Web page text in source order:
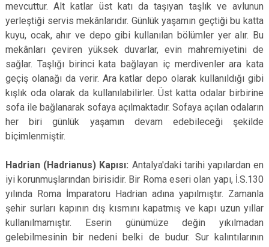
mevcuttur. Alt katlar üst katı da taşıyan taşlık ve avlunun
yerleştiği servis mekânlarıdır. Günlük yaşamın geçtiği bu katta
kuyu, ocak, ahır ve depo gibi kullanılan bölümler yer alır. Bu
mekânları çeviren yüksek duvarlar, evin mahremiyetini de
sağlar. Taşlığı birinci kata bağlayan iç merdivenler ara kata
geçiş olanağı da verir. Ara katlar depo olarak kullanıldığı gibi
kışlık oda olarak da kullanılabilirler. Üst katta odalar birbirine
sofa ile bağlanarak sofaya açılmaktadır. Sofaya açılan odaların
her biri günlük yaşamın devam edebileceği şekilde
biçimlenmiştir.
Hadrian (Hadrianus) Kapısı: Antalya'daki tarihi yapılardan en
iyi korunmuşlarından birisidir. Bir Roma eseri olan yapı, İ.S.130
yılında Roma İmparatoru Hadrian adına yapılmıştır. Zamanla
şehir surları kapının dış kısmını kapatmış ve kapı uzun yıllar
kullanılmamıştır. Eserin günümüze değin yıkılmadan
gelebilmesinin bir nedeni belki de budur. Sur kalıntılarının